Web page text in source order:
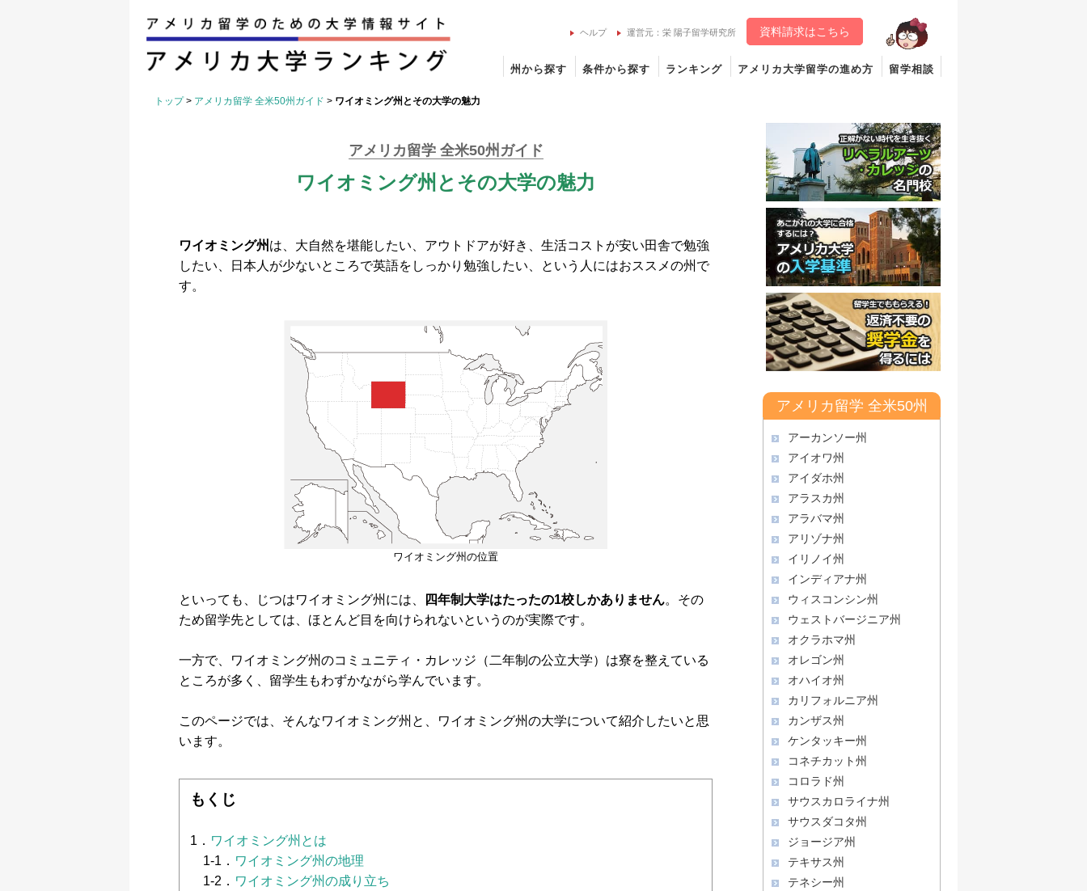
ヘルプ 運営元：栄 陽子留学研究所 資料請求はこちら
州から探す 条件から探す ランキング アメリカ大学留学の進め方 留学相談
トップ > アメリカ留学 全米50州ガイド > ワイオミング州とその大学の魅力
アメリカ留学 全米50州ガイド
ワイオミング州とその大学の魅力
ワイオミング州 は、大自然を堪能したい、アウトドアが好き、生活コストが安い田舎で勉強
したい、日本人が少ないところで英語をしっかり勉強したい、という人にはおススメの州で
す。
ワイオミング州の位置
といっても、じつはワイオミング州には、 四年制大学はたったの1校しかありません。その
ため留学先としては、ほとんど目を向けられないというのが実際です。
一方で、ワイオミング州のコミュニティ・カレッジ（二年制の公立大学）は寮を整えている
ところが多く、留学生もわずかながら学んでいます。
このページでは、そんなワイオミング州と、ワイオミング州の大学について紹介したいと思
います。
もくじ
1． ワイオミング州とは
1-1． ワイオミング州の地理
1-2． ワイオミング州の成り立ち
アメリカ留学 全米50州
アーカンソー州
アイオワ州
アイダホ州
アラスカ州
アラバマ州
アリゾナ州
イリノイ州
インディアナ州
ウィスコンシン州
ウェストバージニア州
オクラホマ州
オレゴン州
オハイオ州
カリフォルニア州
カンザス州
ケンタッキー州
コネチカット州
コロラド州
サウスカロライナ州
サウスダコタ州
ジョージア州
テキサス州
テネシー州